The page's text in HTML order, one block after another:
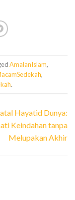
AmalanIslam,
,
.
Hayatid Dunya:
Keindahan tanpa
Melupakan Akhir